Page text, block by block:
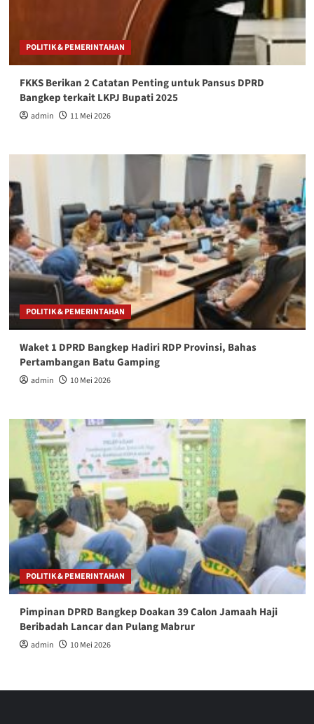
POLITIK & PEMERINTAHAN
FKKS Berikan 2 Catatan Penting untuk Pansus DPRD
Bangkep terkait LKPJ Bupati 2025
admin 11 Mei 2026
POLITIK & PEMERINTAHAN
Waket 1 DPRD Bangkep Hadiri RDP Provinsi, Bahas
Pertambangan Batu Gamping
admin 10 Mei 2026
POLITIK & PEMERINTAHAN
Pimpinan DPRD Bangkep Doakan 39 Calon Jamaah Haji
Beribadah Lancar dan Pulang Mabrur
admin 10 Mei 2026